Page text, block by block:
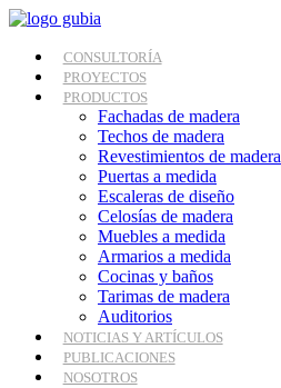
Ir
contenidoCONSULTORÍA
PROYECTOS
PRODUCTOS
Fachadas de madera
Techos de madera
Revestimientos de madera
Puertas a medida
Escaleras de diseño
Celosías de madera
Muebles a medida
Armarios a medida
Cocinas y baños
Tarimas de madera
Auditorios
NOTICIAS Y ARTÍCULOS
PUBLICACIONES
NOSOTROS